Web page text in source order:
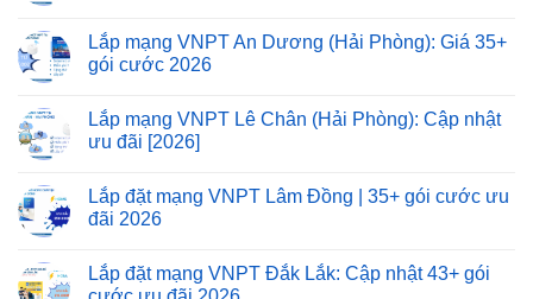
Lắp mạng VNPT An Dương (Hải Phòng): Giá 35+
gói cước 2026
Lắp mạng VNPT Lê Chân (Hải Phòng): Cập nhật
ưu đãi [2026]
Lắp đặt mạng VNPT Lâm Đồng | 35+ gói cước ưu
đãi 2026
Lắp đặt mạng VNPT Đắk Lắk: Cập nhật 43+ gói